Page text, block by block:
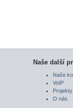
Naše další
Naše
VoIP
Projekty
O nás